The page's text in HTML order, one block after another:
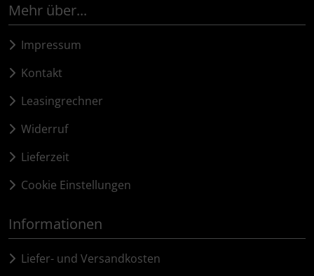
Mehr über...
Impressum
Kontakt
Leasingrechner
Widerruf
Lieferzeit
Cookie Einstellungen
Informationen
Liefer- und Versandkosten